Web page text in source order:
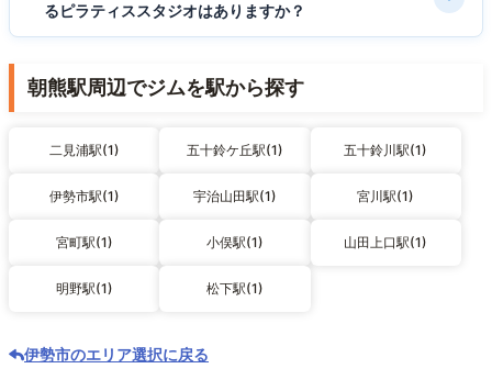
るピラティススタジオはありますか？
朝熊駅周辺でジムを駅から探す
二見浦駅(1) 五十鈴ケ丘駅(1) 五十鈴川駅(1)
伊勢市駅(1) 宇治山田駅(1) 宮川駅(1)
宮町駅(1) 小俣駅(1) 山田上口駅(1)
明野駅(1) 松下駅(1)
伊勢市のエリア選択に戻る